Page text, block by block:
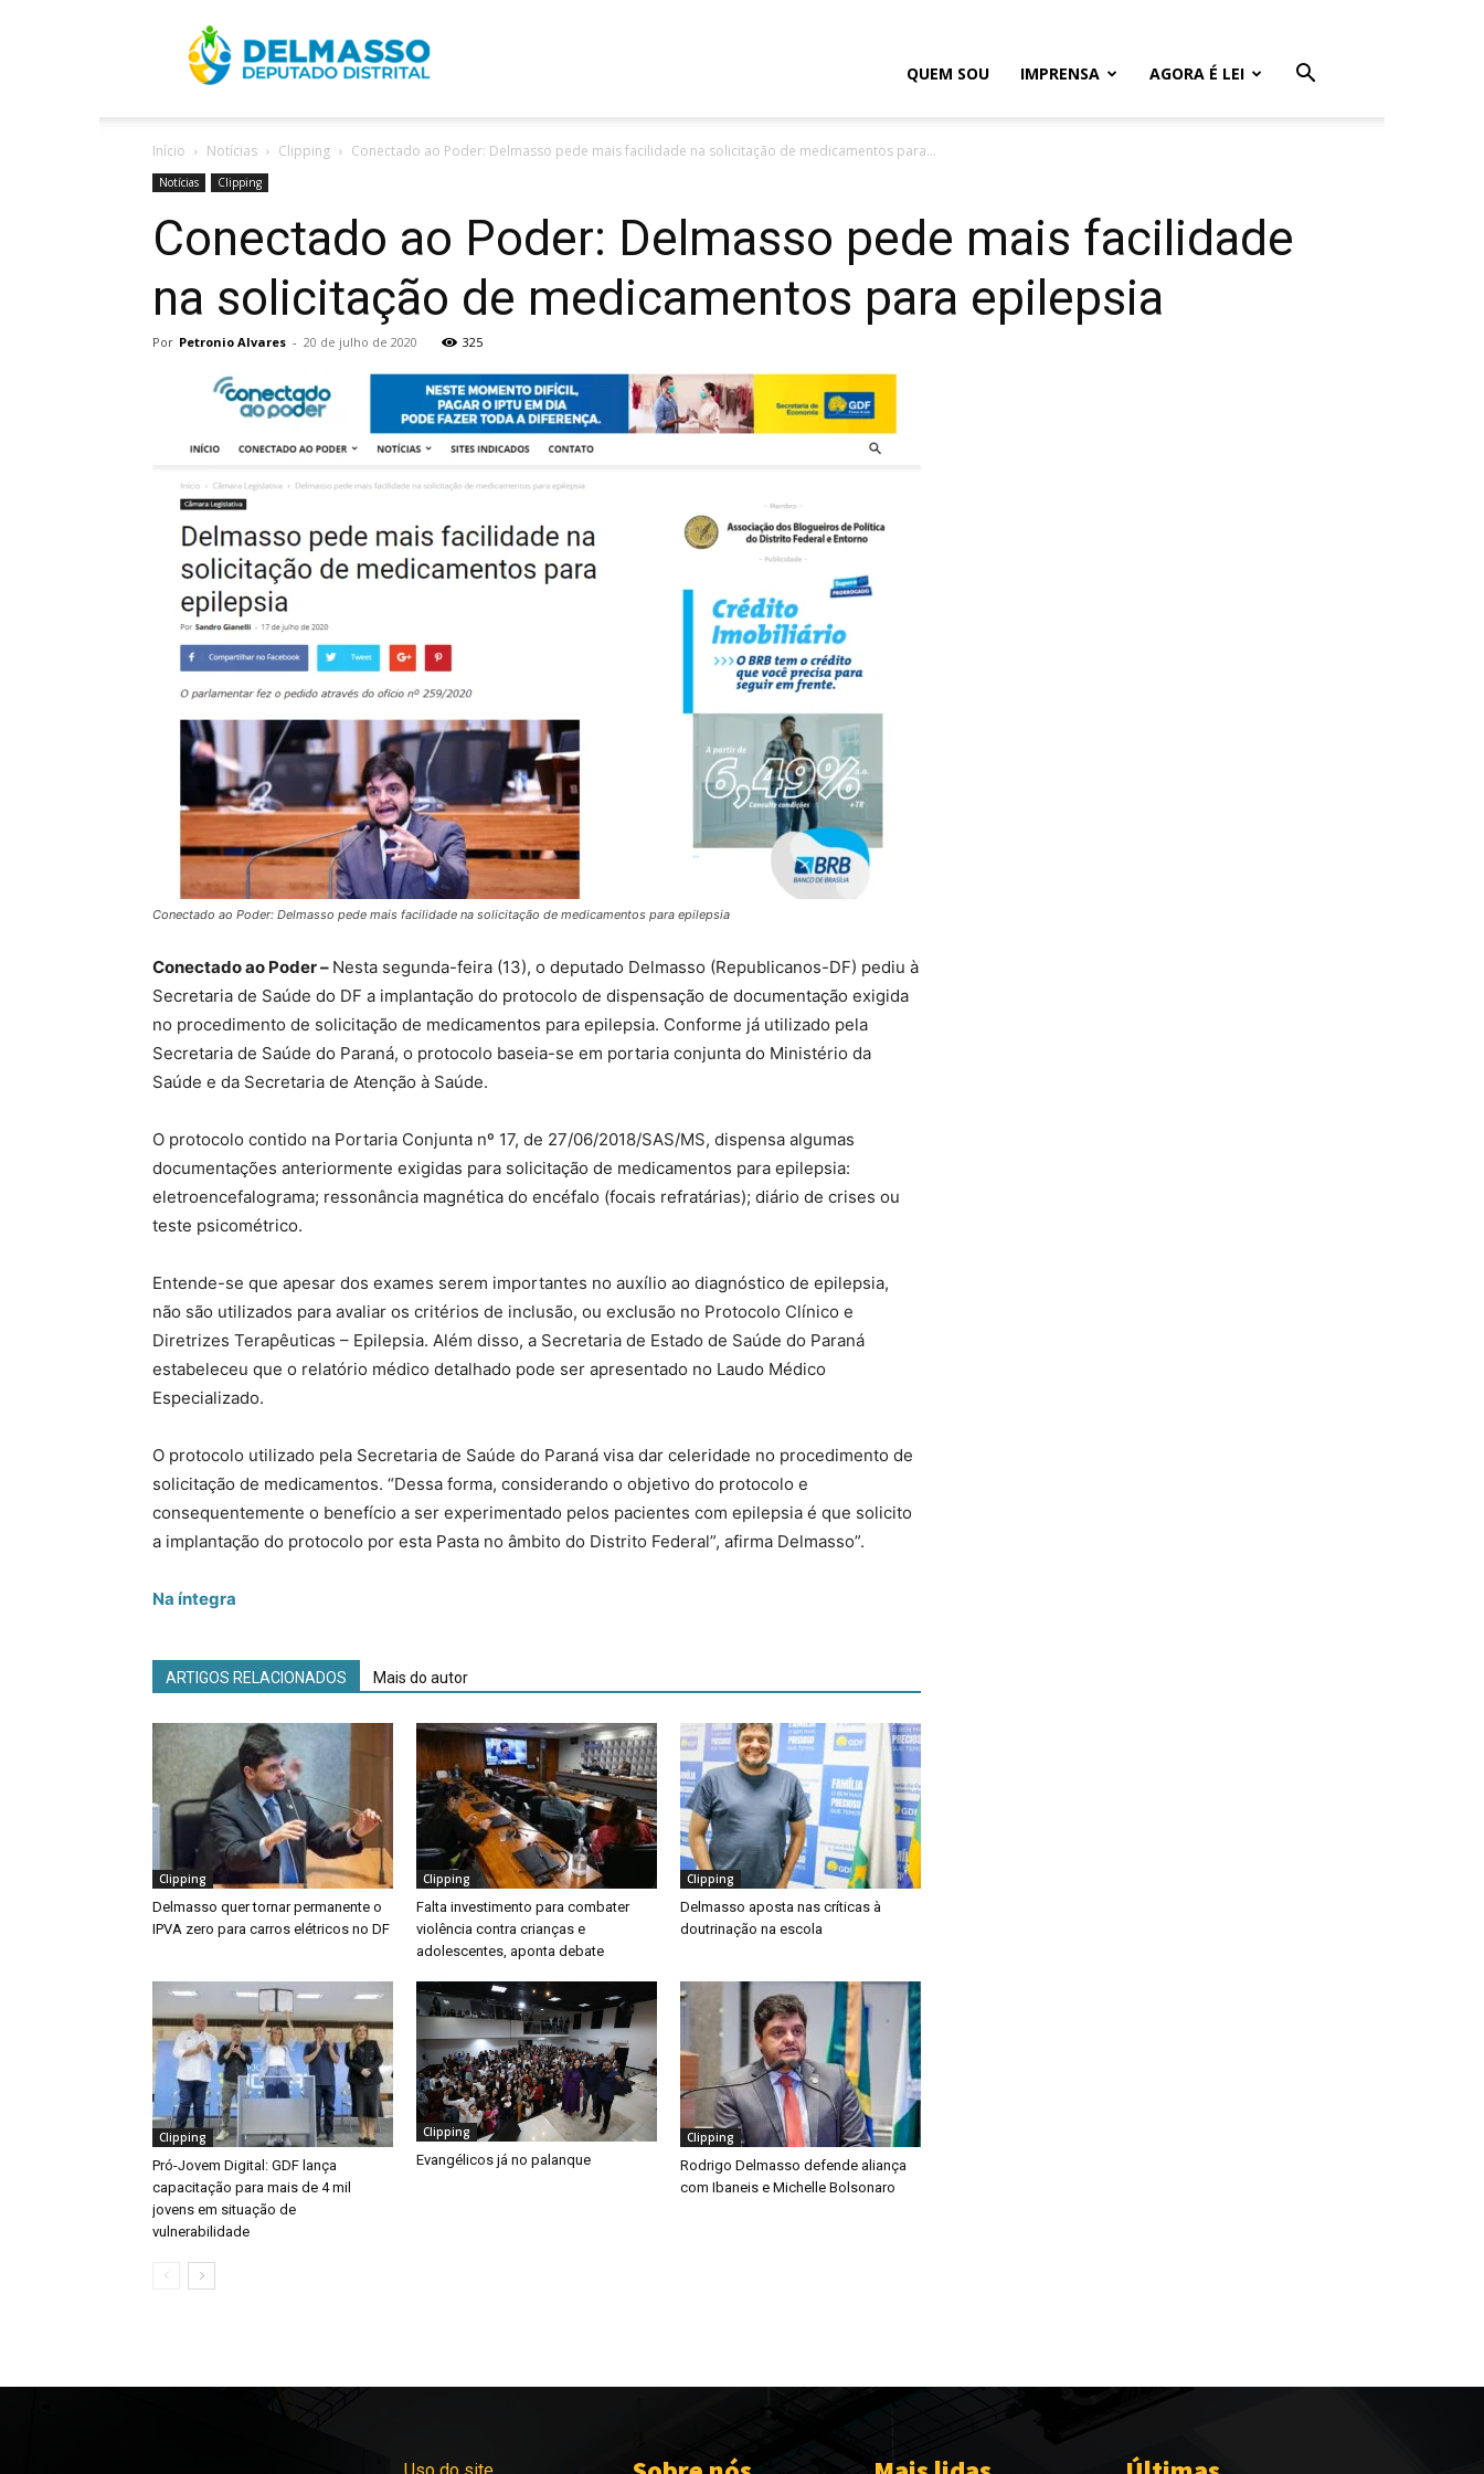
QUEM SOU IMPRENSA AGORA É LEI
Início Notícias Clipping Conectado ao Poder: Delmasso pede mais facilidade na solicitação de medicamentos para...
Notícias Clipping
Conectado ao Poder: Delmasso pede mais facilidade
na solicitação de medicamentos para epilepsia
Por Petronio Alvares - 20 de julho de 2020 325
Conectado ao Poder: Delmasso pede mais facilidade na solicitação de medicamentos para epilepsia
Conectado ao Poder – Nesta segunda-feira (13), o deputado Delmasso (Republicanos-DF) pediu à
Secretaria de Saúde do DF a implantação do protocolo de dispensação de documentação exigida
no procedimento de solicitação de medicamentos para epilepsia. Conforme já utilizado pela
Secretaria de Saúde do Paraná, o protocolo baseia-se em portaria conjunta do Ministério da
Saúde e da Secretaria de Atenção à Saúde.
O protocolo contido na Portaria Conjunta nº 17, de 27/06/2018/SAS/MS, dispensa algumas
documentações anteriormente exigidas para solicitação de medicamentos para epilepsia:
eletroencefalograma; ressonância magnética do encéfalo (focais refratárias); diário de crises ou
teste psicométrico.
Entende-se que apesar dos exames serem importantes no auxílio ao diagnóstico de epilepsia,
não são utilizados para avaliar os critérios de inclusão, ou exclusão no Protocolo Clínico e
Diretrizes Terapêuticas – Epilepsia. Além disso, a Secretaria de Estado de Saúde do Paraná
estabeleceu que o relatório médico detalhado pode ser apresentado no Laudo Médico
Especializado.
O protocolo utilizado pela Secretaria de Saúde do Paraná visa dar celeridade no procedimento de
solicitação de medicamentos. “Dessa forma, considerando o objetivo do protocolo e
consequentemente o benefício a ser experimentado pelos pacientes com epilepsia é que solicito
a implantação do protocolo por esta Pasta no âmbito do Distrito Federal”, afirma Delmasso”.
Na íntegra
ARTIGOS RELACIONADOS Mais do autor
Clipping
Delmasso quer tornar permanente o
IPVA zero para carros elétricos no DF
Clipping
Falta investimento para combater
violência contra crianças e
adolescentes, aponta debate
Clipping
Delmasso aposta nas críticas à
doutrinação na escola
Clipping
Pró-Jovem Digital: GDF lança
capacitação para mais de 4 mil
jovens em situação de
vulnerabilidade
Clipping
Evangélicos já no palanque
Clipping
Rodrigo Delmasso defende aliança
com Ibaneis e Michelle Bolsonaro